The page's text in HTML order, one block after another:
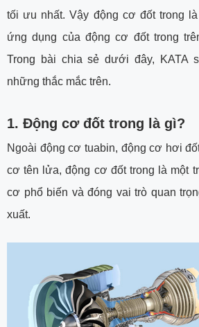
tối ưu nhất. Vậy động cơ đốt trong
ứng dụng của động cơ đốt trong
Trong bài chia sẻ dưới đây, KATA
những thắc mắc trên.
1. Động cơ đốt trong là gì?
Ngoài động cơ tuabin, động cơ hơi
cơ tên lửa, động cơ đốt trong là một
cơ phổ biến và đóng vai trò quan
xuất.